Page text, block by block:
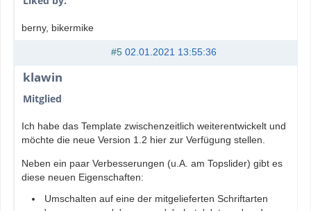
berny, bikermike
#5 02.01.2021 13:55:36
klawin
Mitglied
Ich habe das Template zwischenzeitlich weiterentwickelt und
möchte die neue Version 1.2 hier zur Verfügung stellen.
Neben ein paar Verbesserungen (u.A. am Topslider) gibt es
diese neuen Eigenschaften:
Umschalten auf eine der mitgelieferten Schriftarten